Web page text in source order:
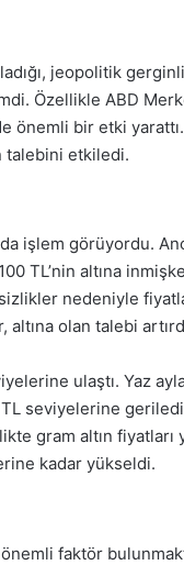
jeopolitik
Özellikle ABD
bir etki yarattı.
talebini etkiledi.
işlem görüyordu.
TL’nin altına
nedeniyle
altına olan talebi
ulaştı. Yaz
seviyelerine
gram altın
kadar yükseldi.
faktör